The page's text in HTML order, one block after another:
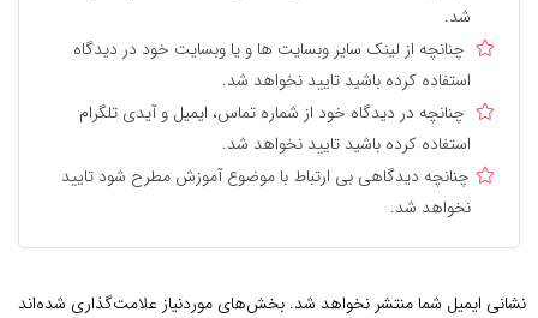
شد.
چنانچه از لینک سایر وبسایت ها و یا وبسایت خود در دیدگاه
استفاده کرده باشید تایید نخواهد شد.
چنانچه در دیدگاه خود از شماره تماس، ایمیل و آیدی تلگرام
استفاده کرده باشید تایید نخواهد شد.
چنانچه دیدگاهی بی ارتباط با موضوع آموزش مطرح شود تایید
نخواهد شد.
نشانی ایمیل شما منتشر نخواهد شد. بخش‌های موردنیاز علامت‌گذاری شده‌اند